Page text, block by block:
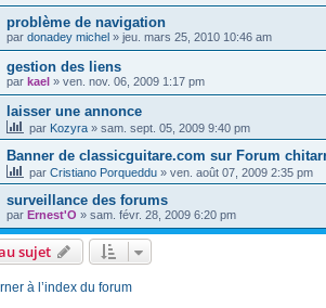
problème de navigation
par donadey michel » jeu. mars 25, 2010 10:46 am
gestion des liens
par kael » ven. nov. 06, 2009 1:17 pm
laisser une annonce
par Kozyra » sam. sept. 05, 2009 9:40 pm
Banner de classicguitare.com sur Forum
par Cristiano Porqueddu » ven. août 07, 2009 2:35 pm
surveillance des forums
par Ernest'O » sam. févr. 28, 2009 6:20 pm
sujet
à l’index du forum